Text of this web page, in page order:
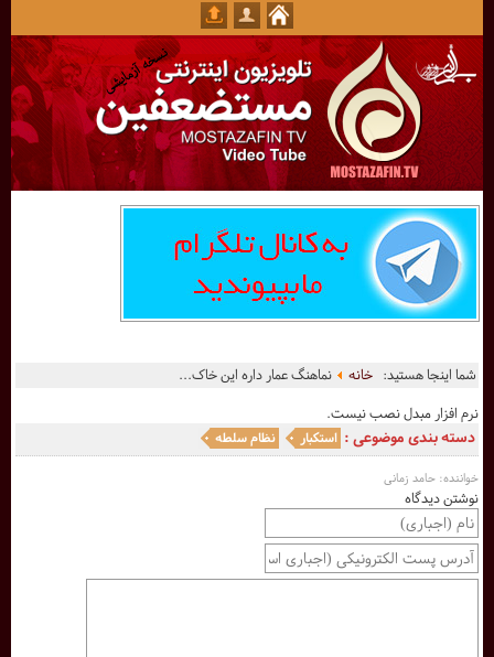
شما اینجا هستید:خانه
نماهنگ عمار داره این خاک...
نرم افزار مبدل نصب نیست.
دسته بندی موضوعی : استکبار نظام سلطه
خواننده: حامد زمانی
نوشتن دیدگاه